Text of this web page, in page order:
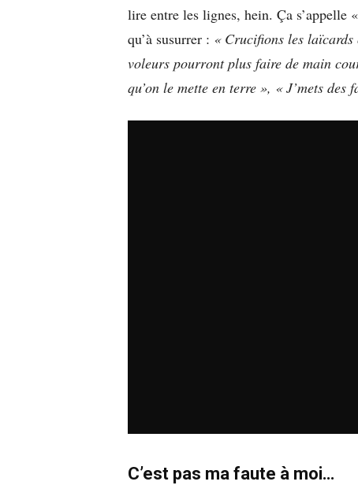
lire entre les lignes, hein. Ça
qu’à susurrer : « Crucifions les laïcards
voleurs pourront plus faire de main
qu’on le mette en terre », « J’mets des
C’est pas ma faute à moi…